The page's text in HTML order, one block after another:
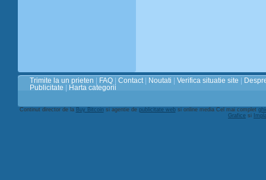
Trimite la un prieten FAQ Contact Noutati Verifica situatie site
Publicitate
Harta categorii
Continut director de la Buy Bitcoinsi agentie de publicitate websi online media Cel mai complet
Grafice si